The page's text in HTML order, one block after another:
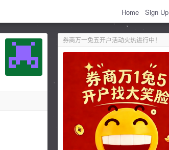
Home Sign Up
券商万一免五开户活动火热进行中！